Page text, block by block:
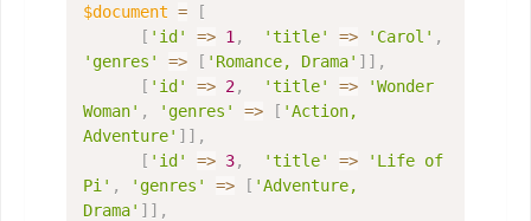
$document =
[
[ 'id' => 1 , 'title' => 'Carol' ,
'genres'
=> [ 'Romance, Drama' ] ] ,
[ 'id' => 2, 'title' =>
'Wonder
Woman' , 'genres' => [ 'Action,
Adventure' ] ] ,
[ 'id' => 3, 'title' =>
'Life of
Pi' , 'genres' => [ 'Adventure,
Drama' ] ] ,